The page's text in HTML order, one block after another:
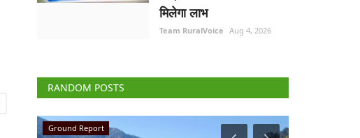
मिलेगा लाभ
Team RuralVoice Aug 4, 2026
RANDOM POSTS
National